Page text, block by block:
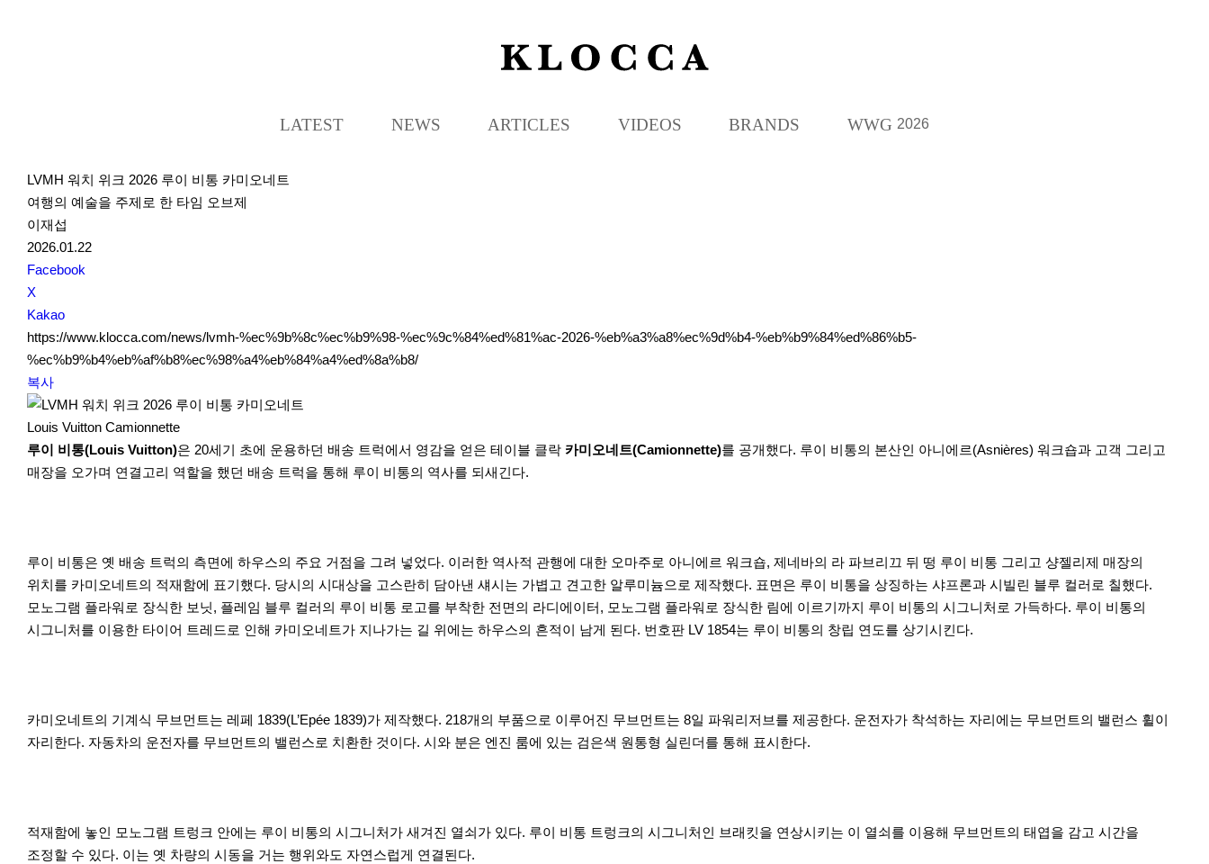
K
L
C
LATEST NEWS ARTICLES VIDEOS BRANDS WWG 2026
LVMH 워치 위크 2026 루이 비통 카미오네트
여행의 예술을 주제로 한 타임 오브제
이재섭
2026.01.22
S
N
S
S
h
a
r
e
Facebook
X
Kakao
https://www.klocca.com/news/lvmh-%ec%9b%8c%ec%b9%98-%ec%9c%84%ed%81%ac-2026-%eb%a3%a8%ec%9d%b4-%eb%b9%84%ed%86%b5-
%ec%b9%b4%eb%af%b8%ec%98%a4%eb%84%a4%ed%8a%b8/
복사
Louis Vuitton Camionnette
루이 비통(Louis Vuitton)은 20세기 초에 운용하던 배송 트럭에서 영감을 얻은 테이블 클락 카미오네트(Camionnette)를 공개했다. 루이 비통의 본산인 아니에르(Asnières) 워크숍과 고객 그리고
매장을 오가며 연결고리 역할을 했던 배송 트럭을 통해 루이 비통의 역사를 되새긴다.
루이 비통은 옛 배송 트럭의 측면에 하우스의 주요 거점을 그려 넣었다. 이러한 역사적 관행에 대한 오마주로 아니에르 워크숍, 제네바의 라 파브리끄 뒤 떵 루이 비통 그리고 샹젤리제 매장의
위치를 카미오네트의 적재함에 표기했다. 당시의 시대상을 고스란히 담아낸 섀시는 가볍고 견고한 알루미늄으로 제작했다. 표면은 루이 비통을 상징하는 샤프론과 시빌린 블루 컬러로 칠했다.
모노그램 플라워로 장식한 보닛, 플레임 블루 컬러의 루이 비통 로고를 부착한 전면의 라디에이터, 모노그램 플라워로 장식한 림에 이르기까지 루이 비통의 시그니처로 가득하다. 루이 비통의
시그니처를 이용한 타이어 트레드로 인해 카미오네트가 지나가는 길 위에는 하우스의 흔적이 남게 된다. 번호판 LV 1854는 루이 비통의 창립 연도를 상기시킨다.
카미오네트의 기계식 무브먼트는 레페 1839(L’Epée 1839)가 제작했다. 218개의 부품으로 이루어진 무브먼트는 8일 파워리저브를 제공한다. 운전자가 착석하는 자리에는 무브먼트의 밸런스 휠이
자리한다. 자동차의 운전자를 무브먼트의 밸런스로 치환한 것이다. 시와 분은 엔진 룸에 있는 검은색 원통형 실린더를 통해 표시한다.
적재함에 놓인 모노그램 트렁크 안에는 루이 비통의 시그니처가 새겨진 열쇠가 있다. 루이 비통 트렁크의 시그니처인 브래킷을 연상시키는 이 열쇠를 이용해 무브먼트의 태엽을 감고 시간을
조정할 수 있다. 이는 옛 차량의 시동을 거는 행위와도 자연스럽게 연결된다.